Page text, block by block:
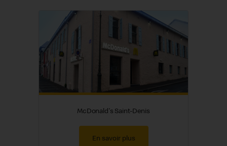
McDonald's Saint-Denis
En savoir plus